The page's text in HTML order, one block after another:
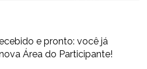
e pronto: você já
Área do Participante!